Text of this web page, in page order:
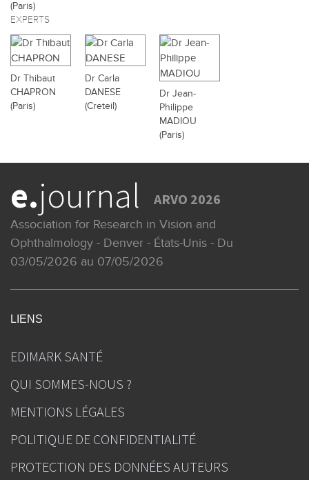
(Paris)
EXPERTS
Dr Thibaut
CHAPRON
(Paris)
Dr Carla
DANESE
(Creteil)
Dr Jean-
Philippe
MADIOU
(Paris)
e.journal ARVO 2026
Association for Research in Vision and
Ophthalmology - Denver - États-Unis - Du
03/05/2026 au 07/05/2026
LIENS
EDIMARK SANTÉ
QUI SOMMES-NOUS ?
MENTIONS LÉGALES
POLITIQUE DE CONFIDENTIALITÉ
PROTECTION DES DONNÉES AUTEURS